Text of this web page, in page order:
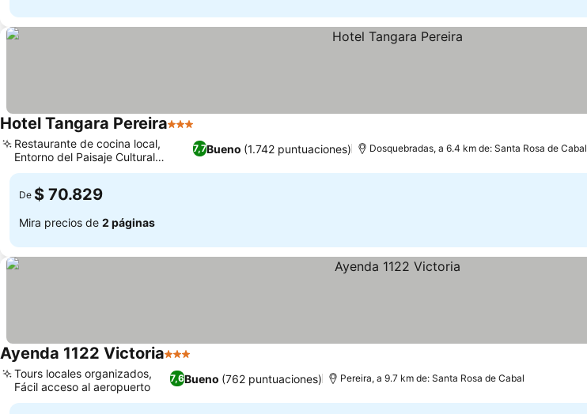
Hotel Tangara Pereira3 Estrellas
7,7Bueno (1.742 puntuaciones)
Restaurante de cocina local,
Entorno del Paisaje Cultural
Cafetero
Dosquebradas, a 6.4 km de: Santa Rosa de Cabal
De $ 70.829
Mira precios de 2 páginas
Ayenda 1122 Victoria3 Estrellas
7,6Bueno (762 puntuaciones)
Tours locales organizados,
Fácil acceso al aeropuerto
Pereira, a 9.7 km de: Santa Rosa de Cabal